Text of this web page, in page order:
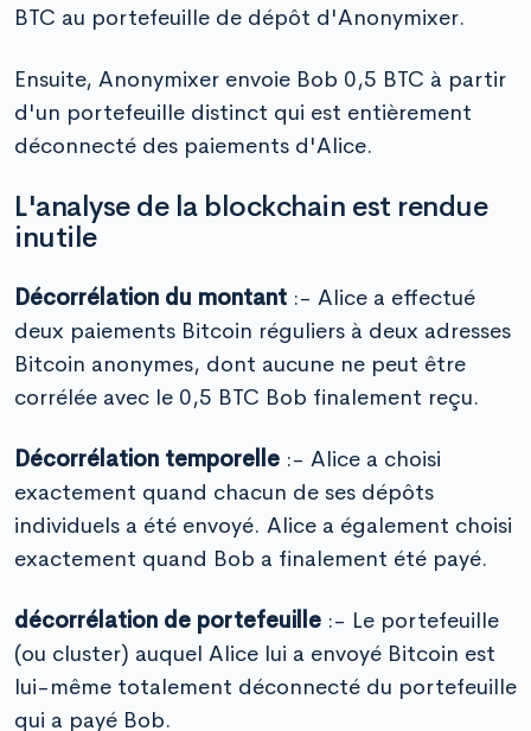
BTC au portefeuille de dépôt d'Anonymixer.
Ensuite, Anonymixer envoie Bob 0,5 BTC à partir
d'un portefeuille distinct qui est entièrement
déconnecté des paiements d'Alice.
L'analyse de la blockchain est rendue
inutile
Décorrélation du montant :- Alice a effectué
deux paiements Bitcoin réguliers à deux adresses
Bitcoin anonymes, dont aucune ne peut être
corrélée avec le 0,5 BTC Bob finalement reçu.
Décorrélation temporelle :- Alice a choisi
exactement quand chacun de ses dépôts
individuels a été envoyé. Alice a également choisi
exactement quand Bob a finalement été payé.
décorrélation de portefeuille :- Le portefeuille
(ou cluster) auquel Alice lui a envoyé Bitcoin est
lui-même totalement déconnecté du portefeuille
qui a payé Bob.